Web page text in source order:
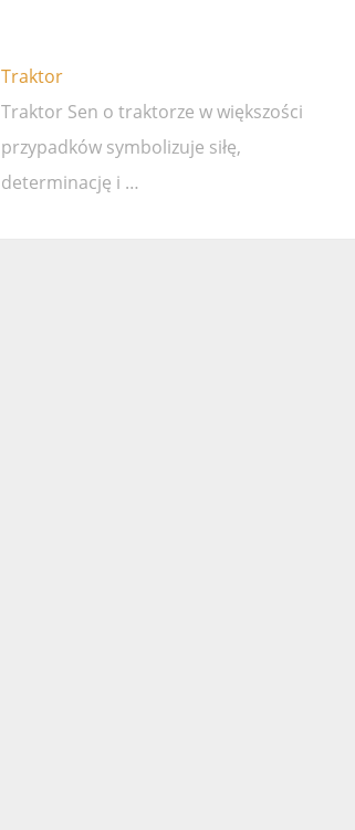
Traktor
Traktor Sen o traktorze w większości
przypadków symbolizuje siłę,
determinację i …